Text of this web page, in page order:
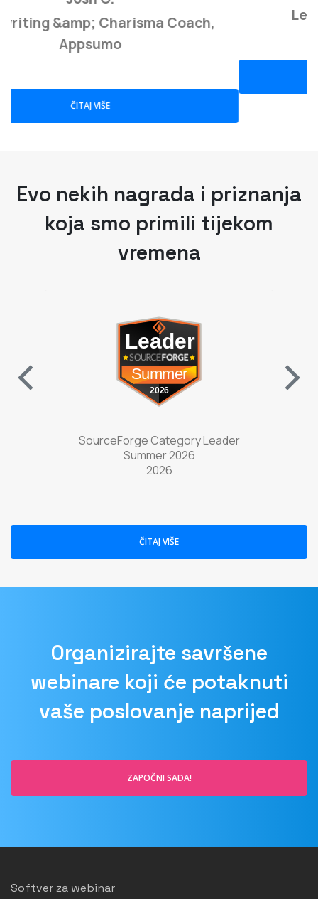
Leadership Coach, Capterra
koja smo primili tijekom
vremena
tab)
(opens in a new tab)
SourceForge Category Leader
2026
webinare koji će potaknuti
vaše poslovanje naprijed
Softver za webinar